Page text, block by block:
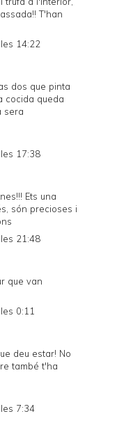
T'han
14:22
dos que pinta
cocida queda
sera
17:38
Ets una
són precioses i
21:48
que van
0:11
deu estar! No
també t'ha
7:34